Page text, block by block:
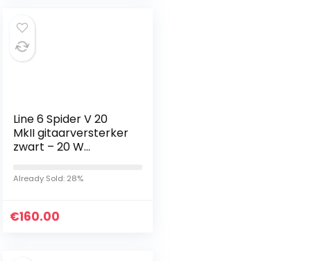
Line 6 Spider V 20
MkII gitaarversterker
zwart – 20 W
inch luidsprekers, 16
geluidsvoorsets en 3…
Already Sold: 28%
€160.00